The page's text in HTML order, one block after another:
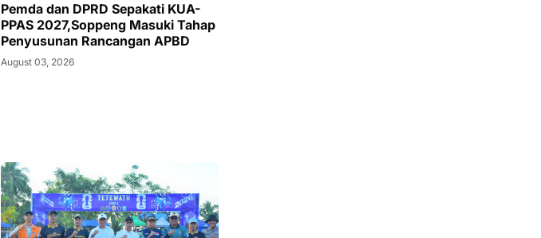
Pemda dan DPRD Sepakati KUA-
PPAS 2027,Soppeng Masuki Tahap
Penyusunan Rancangan APBD
August 03, 2026